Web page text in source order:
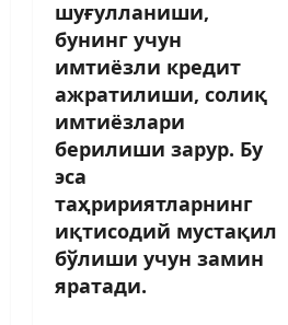
шуғулланиши,
бунинг учун
имтиёзли кредит
ажратилиши, солиқ
имтиёзлари
берилиши зарур. Бу
эса
таҳририятларнинг
иқтисодий мустақил
бўлиши учун замин
яратади.